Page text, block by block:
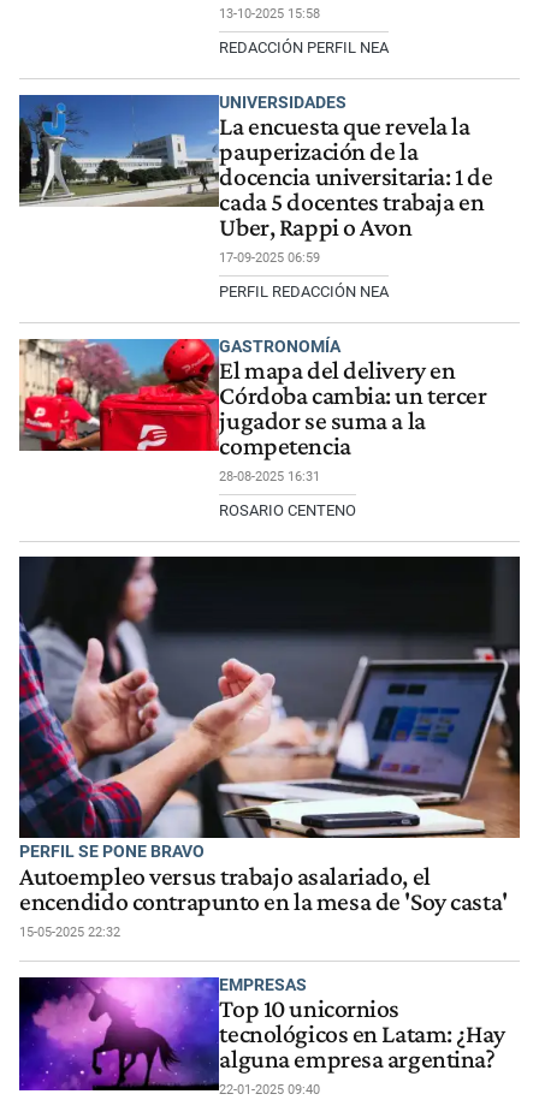
13-10-2025 15:58
REDACCIÓN PERFIL NEA
UNIVERSIDADES
La encuesta que revela la
pauperización de la
docencia universitaria: 1 de
cada 5 docentes trabaja en
Uber, Rappi o Avon
17-09-2025 06:59
PERFIL REDACCIÓN NEA
GASTRONOMÍA
El mapa del delivery en
Córdoba cambia: un tercer
jugador se suma a la
competencia
28-08-2025 16:31
ROSARIO CENTENO
PERFIL SE PONE BRAVO
Autoempleo versus trabajo asalariado, el
encendido contrapunto en la mesa de 'Soy casta'
15-05-2025 22:32
EMPRESAS
Top 10 unicornios
tecnológicos en Latam: ¿Hay
alguna empresa argentina?
22-01-2025 09:40